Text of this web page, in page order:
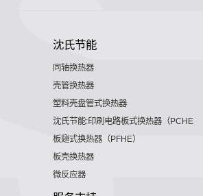
沈氏节能
同轴换热器
壳管换热器
塑料壳盘管式换热器
沈氏节能:印刷电路板式换热器（PCHE）
板翅式换热器（PFHE）
板壳换热器
微反应器